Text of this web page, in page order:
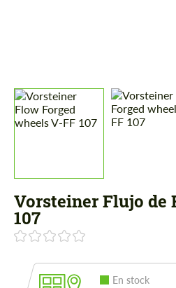
Vorsteiner Flujo de
107
En stock